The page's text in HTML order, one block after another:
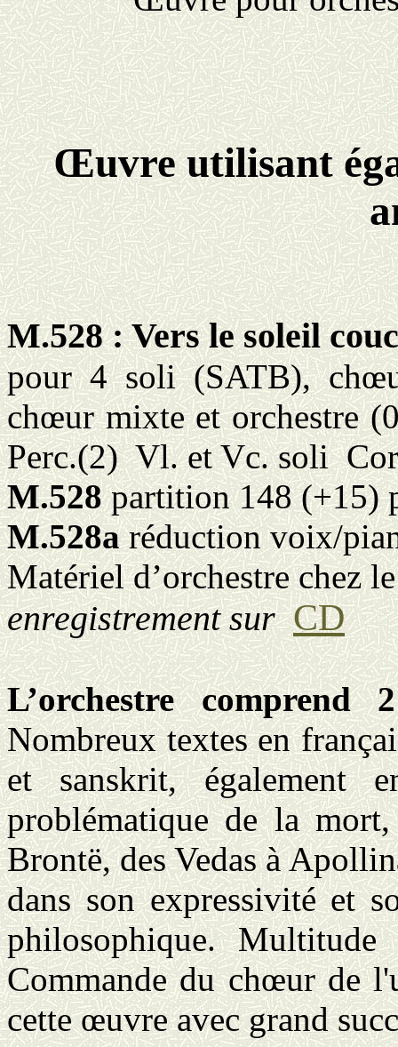
Œuvre utilisant
M.528 : Vers le soleil
pour 4 soli (SATB),
chœur mixte et orchestre
Perc.(2) Vl. et Vc. soli
M.528partition 148 (+15)
M.528aréduction voix/
Matériel d’orchestre chez
enregistrementsur CD
L’orchestre
Nombreux textes en
et sanskrit, également
problématique de la
Brontë, des Vedas à
dans son expressivité et
philosophique.
Commande du chœur de
cette œuvre avec grand